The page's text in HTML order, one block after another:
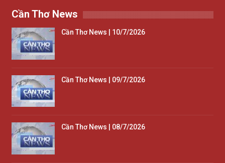
Cần Thơ News
Cần Thơ News | 10/7/2026
Cần Thơ News | 09/7/2026
Cần Thơ News | 08/7/2026